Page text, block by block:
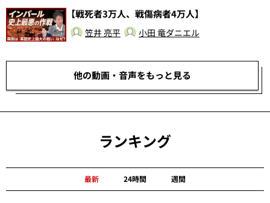
【戦死者3万人、戦傷病者4万人】
笠井 亮平 小田 竜ダニエル
他の動画・音声をもっと見る
ランキング
最新 24時間 週間